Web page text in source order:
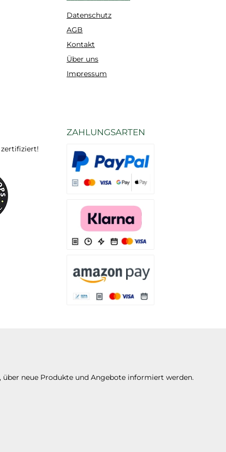
Datenschutz
AGB
Kontakt
Über uns
Impressum
ZAHLUNGSARTEN
neue Produkte und Angebote informiert werden.